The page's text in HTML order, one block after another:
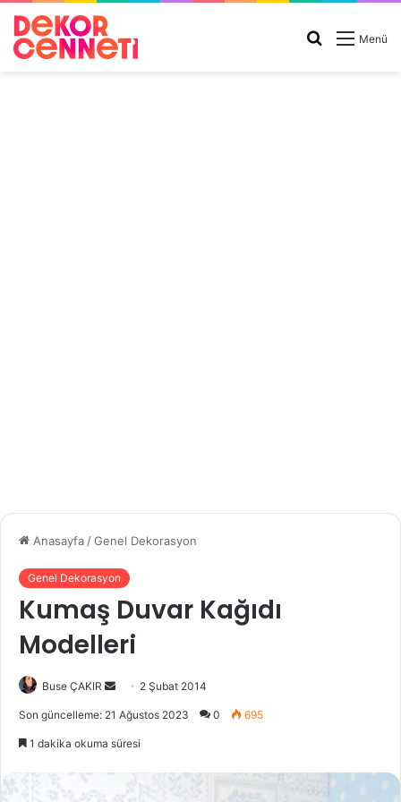
Menü
Arama
Anasayfa /Genel Dekorasyon
Genel Dekorasyon
Kumaş Duvar Kağıdı
Modelleri
Buse ÇAKIR
e
2 Şubat 2014
Son güncelleme: 21 Ağustos 2023 0 695
1 dakika okuma süresi